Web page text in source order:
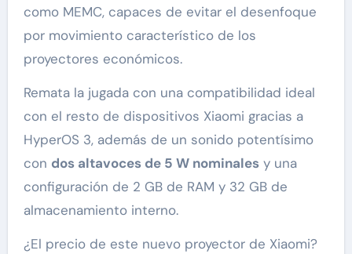
como MEMC, capaces de evitar el desenfoque
por movimiento característico de los
proyectores económicos.
Remata la jugada con una compatibilidad ideal
con el resto de dispositivos Xiaomi gracias a
HyperOS 3, además de un sonido potentísimo
con dos altavoces de 5 W nominalesy una
configuración de 2 GB de RAM y 32 GB de
almacenamiento interno.
¿El precio de este nuevo proyector de Xiaomi?